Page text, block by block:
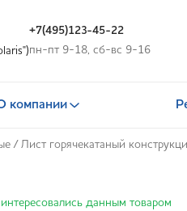
+7(495)123-45-22
пн-пт 9-18, сб-вс 9-16
компании
/ Лист горячекатаный
данным товаром